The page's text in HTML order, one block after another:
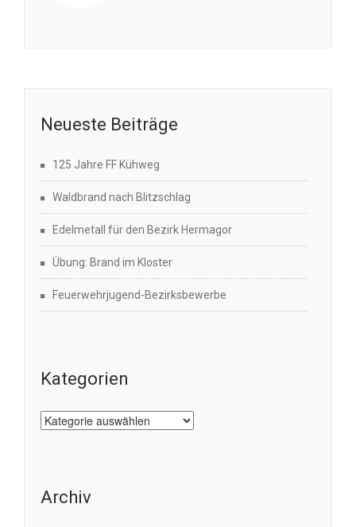
Neueste Beiträge
125 Jahre FF Kühweg
Waldbrand nach Blitzschlag
Edelmetall für den Bezirk Hermagor
Übung: Brand im Kloster
Feuerwehrjugend-Bezirksbewerbe
Kategorien
Kategorien
Archiv